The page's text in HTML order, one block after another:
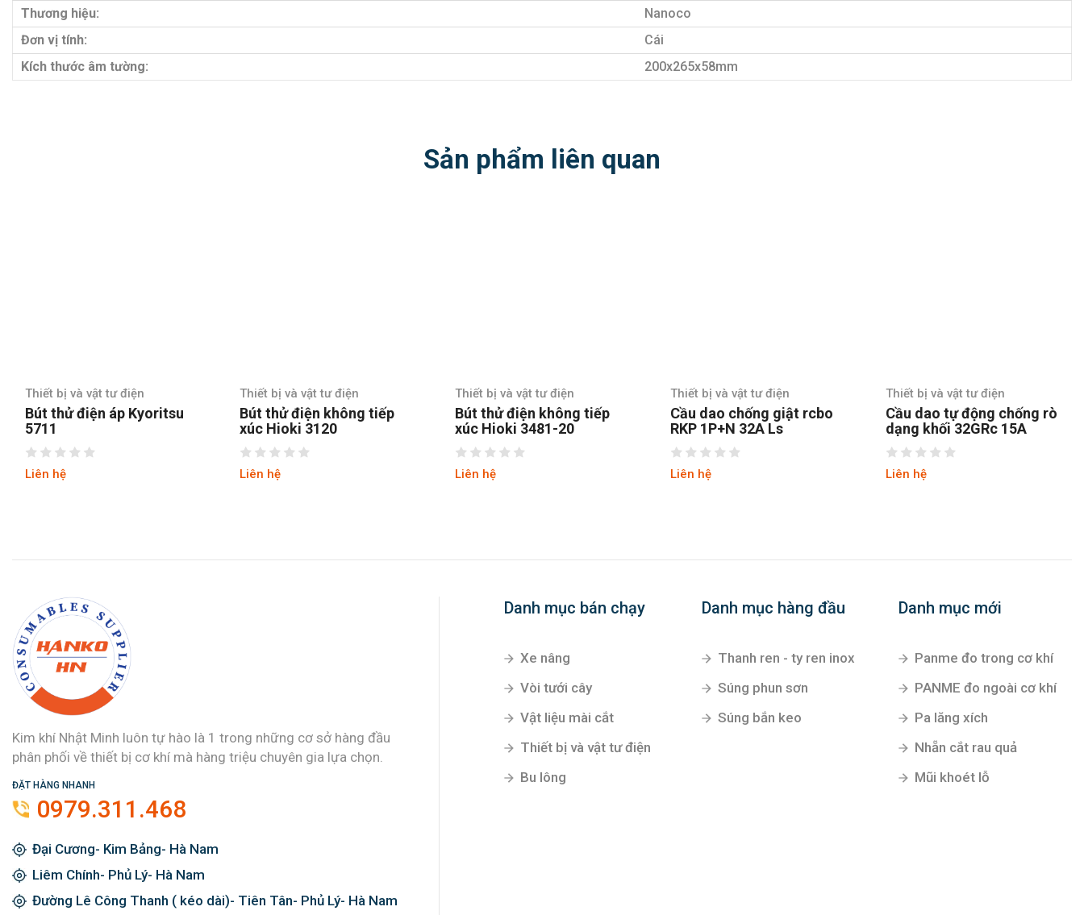
Thương hiệu:
Nanoco
Đơn vị tính:
Cái
Kích thước âm tường:
200x265x58mm
Sản phẩm liên quan
Thiết bị và vật tư điện
Bút thử điện không tiếp
Thiết bị và vật tư điện
Bút thử điện không tiếp
xúc Hioki 3481-20
Thiết bị và vật tư điện
Cầu dao chống giật rcbo
RKP 1P+N 32A Ls
Thiết bị và vật tư điện
Cầu dao tự động chống rò
dạng khối 32GRc 15A
Thiết bị và vật tư điện
Cầu dao tự động
dạng khối 32GRc
Kim khí Nhật Minh luôn tự hào là 1 trong những cơ sở hàng đầu
phân phối về thiết bị cơ khí mà hàng triệu chuyên gia lựa chọn.
ĐẶT HÀNG NHANH
0979.311.468
Đại Cương- Kim Bảng- Hà Nam
Liêm Chính- Phủ Lý- Hà Nam
Đường Lê Công Thanh ( kéo dài)- Tiên Tân- Phủ Lý- Hà Nam
Danh mục bán chạy
Xe nâng
Vòi tưới cây
Vật liệu mài cắt
Thiết bị và vật tư điện
Bu lông
Danh mục hàng đầu
Thanh ren - ty ren inox
Súng phun sơn
Súng bắn keo
Danh mục mới
Panme đo trong cơ khí
PANME đo ngoài cơ khí
Pa lăng xích
Nhẵn cắt rau quả
Mũi khoét lỗ